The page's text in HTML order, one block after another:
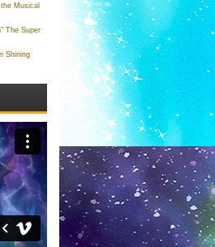
Musical
The Super
Shining